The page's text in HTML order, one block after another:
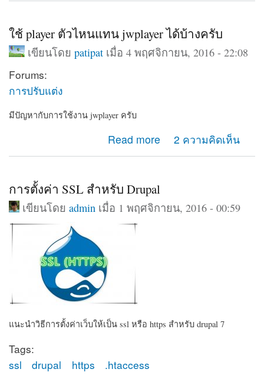
ใช้ player ตัวไหนแทน jwplayer ได้บ้างครับ
เขียนโดย patipatเมื่อ 4 พฤศจิกายน, 2016 - 22:08
Forums:
การปรับแต่ง
มีปัญหากับการใช้งาน jwplayer ครับ
Read more
about ใช้ player ตัวไหนแทน jwplayer ได้บ้างครับ
2 ความคิดเห็น
การตั้งค่า SSL สำหรับ Drupal
เขียนโดยadmin เมื่อ 1 พฤศจิกายน, 2016 - 00:59
แนะนำวิธีการตั้งค่าเว็บให้เป็น ssl หรือ https สำหรับ drupal 7
Tags:
ssl
drupal https .htaccess